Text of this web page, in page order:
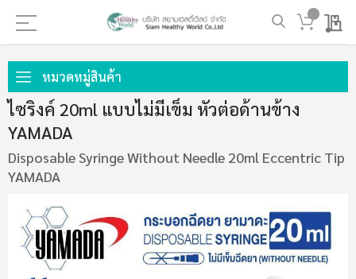
My
ไป
ที่
เนื้อหา
หมวดหมู่สินค้า
ไซริงค์ 20ml แบบไม่มีเข็ม หัวต่อด้านข้าง
YAMADA
Disposable Syringe Without Needle 20ml Eccentric Tip
YAMADA
ข้าม
ไป
ที่